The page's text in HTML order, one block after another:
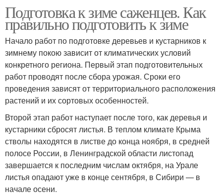
Подготовка к зиме саженцев. Как
правильно подготовить к зиме
Начало работ по подготовке деревьев и кустарников к
зимнему покою зависит от климатических условий
конкретного региона. Первый этап подготовительных
работ проводят после сбора урожая. Сроки его
проведения зависят от территориального расположения
растений и их сортовых особенностей.
Второй этап работ наступает после того, как деревья и
кустарники сбросят листья. В теплом климате Крыма
стволы находятся в листве до конца ноября, в средней
полосе России, в Ленинградской области листопад
завершается к последним числам октября, на Урале
листья опадают уже в конце сентября, в Сибири — в
начале осени.